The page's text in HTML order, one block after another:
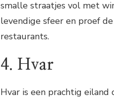
smalle straatjes vol met
levendige sfeer en proef
restaurants.
4. Hvar
Hvar is een prachtig